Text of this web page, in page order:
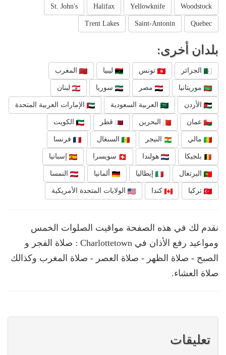
Woodstock
Yellowknife
Halifax
St. John's
Quebec
Saint-Antonin
Trent Lakes
بلدان أخرى:
الجزائر تونس ليبيا المغرب
موريتانيا مصر سوريا لبنان
الأردن العربية السعودية الإمارات العربية المتحدة
عمان البحرين قطر الكويت
مالي النيجر السنغال فرنسا
بلجيكا هولندا سويسرا إسبانيا
البرتغال إيطاليا ألمانيا النمسا
تركيا كندا الولايات المتحدة الأمريكية
نقدم لك في هذه الصفحة مواقيت الصلوات الخمس
ومواعيد رفع الأذان في Charlottetown : صلاة الفجر و
الصبح - صلاة الظهر - صلاة العصر - صلاة المغرب وكذالك
صلاة العشاء.
تعليقات